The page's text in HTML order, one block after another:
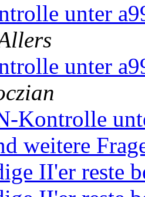
unter
unter
Kontrolle
weitere
II'er reste